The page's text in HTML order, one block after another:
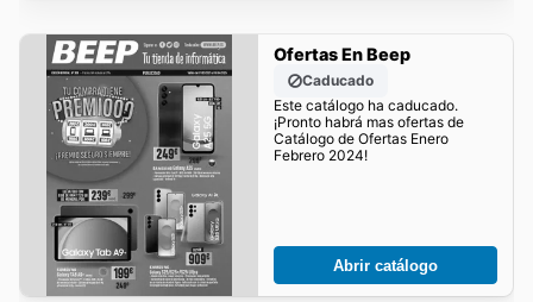
Ofertas En Beep
Caducado
Este catálogo ha caducado.
¡Pronto habrá mas ofertas de
Catálogo de Ofertas Enero
Febrero 2024!
Abrir catálogo